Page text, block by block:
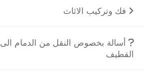
فك وتركيب الاثاث
أسالة بخصوص النقل من الدمام الى
القطيف